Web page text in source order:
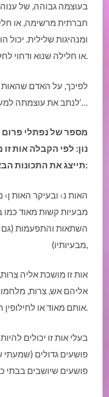
בעוצמה גבוהה, של
חברתית מרשימה, או
ומנהיגות שלילית. יכול
או חלילה שנוא ודחוי לחלוטין.
לפיכך, על האדם שהאות
לנתב את עוצמתה למעשים טובים ללמוד תורה וכו’…
מספר של נפתלי פרום
נון: לפי הקבלה אות
תייצג את התכונות:
האות נ› ובעיקר האות
מבעיות קשות מאוד כמו
השתאות והתפעמות (גם
אות זו מושכת אליה
אליהם אש, צרות,
אותם מאוד או לחילופין הוא שונא אותם מאוד.
בעלי אות זו יכולים
פושעים גדולים
פושעים שיושבים בבתי